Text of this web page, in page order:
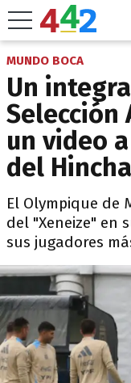
MUNDO BOCA
Un
Selección
un video
del Hincha
El Olympique de
del "Xeneize" en
sus jugadores